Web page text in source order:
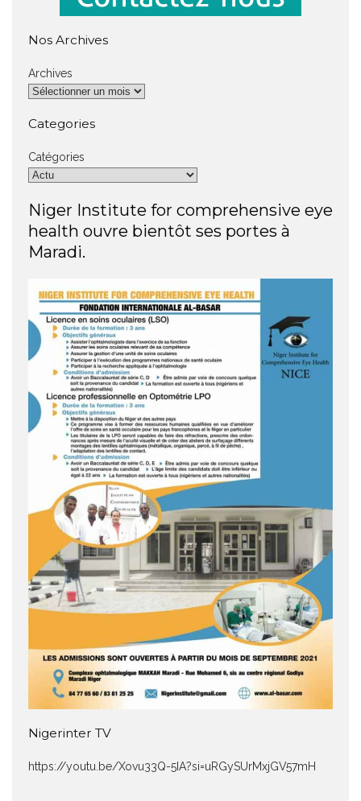
Nos Archives
Archives
Categories
Catégories
Niger Institute for comprehensive eye
health ouvre bientôt ses portes à
Maradi.
Nigerinter TV
https://youtu.be/Xovu33Q-5IA?si=uRGySUrMxjGV57mH